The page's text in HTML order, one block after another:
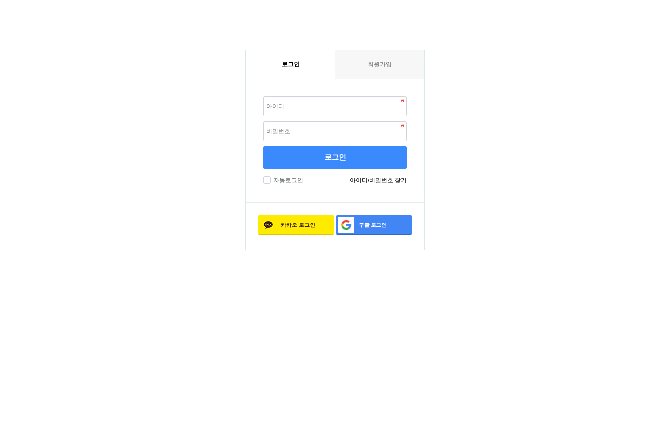
로그인 회원가입
로그인
자동로그인 아이디/비밀번호 찾기
카카오 로그인 구글로그인